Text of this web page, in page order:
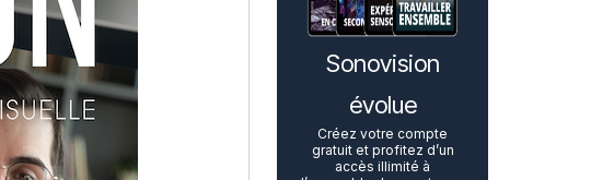
Sonovision
évolue
Créez votre compte
gratuit et profitez d’un
accès illimité à